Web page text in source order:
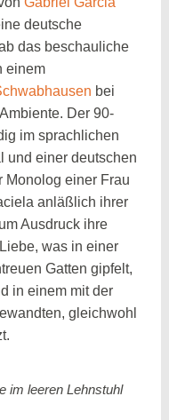
deutsche
das beschauliche
einem
bei
Der 90-
im sprachlichen
und einer deutschen
Monolog einer Frau
anläßlich ihrer
Ausdruck ihre
was in einer
Gatten gipfelt,
in einem mit der
gleichwohl
im leeren Lehnstuhl